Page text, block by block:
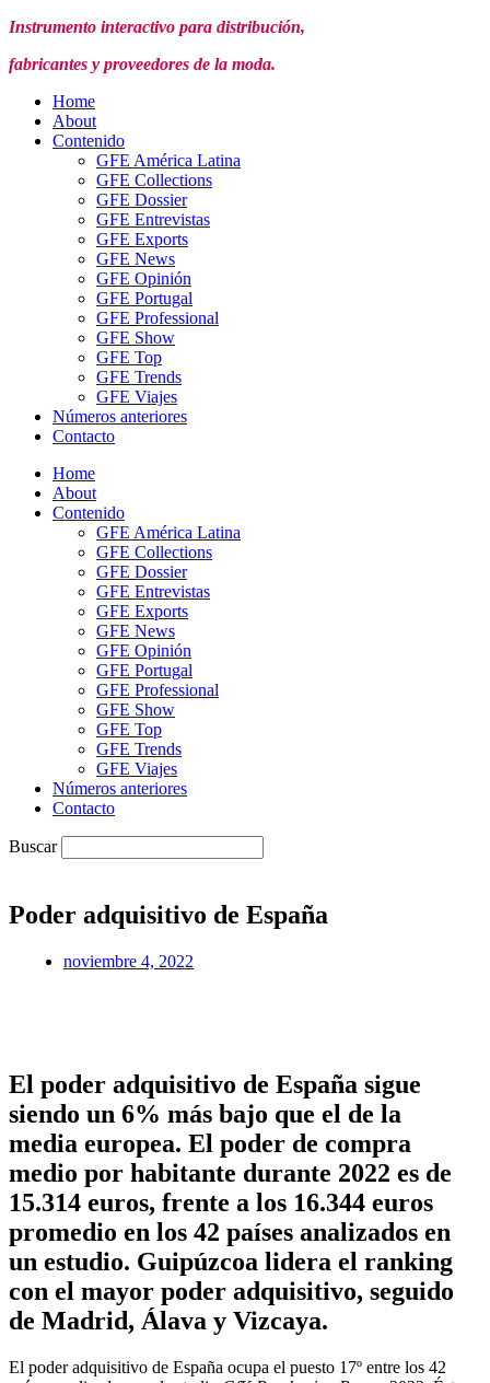
Instrumento interactivo para distribución,
fabricantes y proveedores de la moda.
Home
About
Contenido
GFE América Latina
GFE Collections
GFE Dossier
GFE Entrevistas
GFE Exports
GFE News
GFE Opinión
GFE Portugal
GFE Professional
GFE Show
GFE Top
GFE Trends
GFE Viajes
Números anteriores
Contacto
Home
About
Contenido
GFE América Latina
GFE Collections
GFE Dossier
GFE Entrevistas
GFE Exports
GFE News
GFE Opinión
GFE Portugal
GFE Professional
GFE Show
GFE Top
GFE Trends
GFE Viajes
Números anteriores
Contacto
Buscar
Poder adquisitivo de España
noviembre 4, 2022
El poder adquisitivo de España sigue
siendo un 6% más bajo que el de la
media europea. El poder de compra
medio por habitante durante 2022 es de
15.314 euros, frente a los 16.344 euros
promedio en los 42 países analizados en
un estudio. Guipúzcoa lidera el ranking
con el mayor poder adquisitivo, seguido
de Madrid, Álava y Vizcaya.
El poder adquisitivo de España ocupa el puesto 17º entre los 42